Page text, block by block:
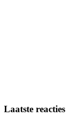
Laatste reacties